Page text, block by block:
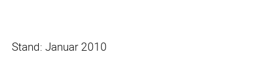
Stand: Januar 2010